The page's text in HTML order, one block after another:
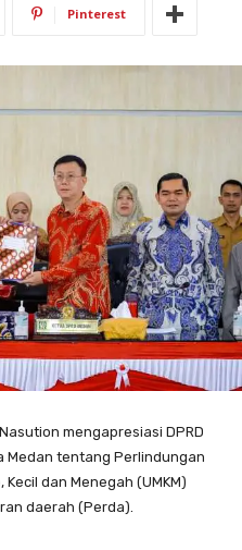
Pinterest
mengapresiasi DPRD
Medan tentang Perlindungan
dan Menegah (UMKM)
daerah (Perda).